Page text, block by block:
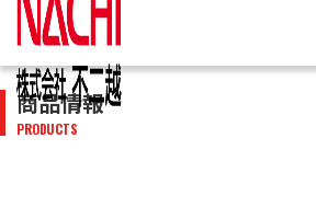
商品情報
PRODUCTS